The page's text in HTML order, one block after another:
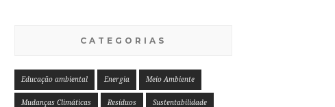
CATEGORIAS
Educação ambiental Energia Meio Ambiente
Mudanças Climáticas Resíduos Sustentabilidade